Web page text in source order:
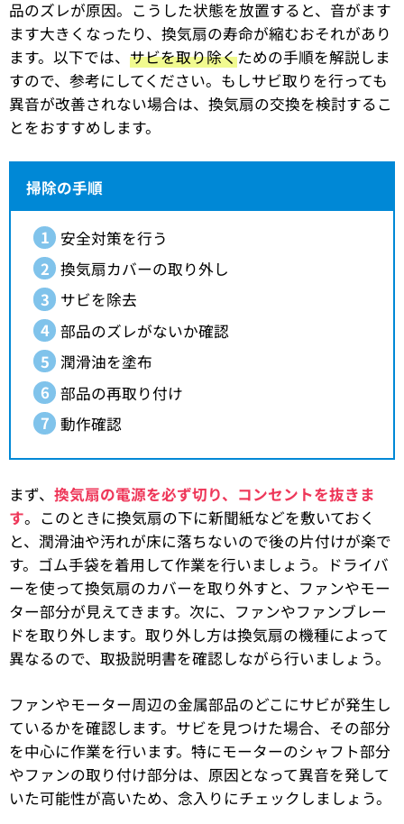
品のズレが原因。こうした状態を放置すると、音がます
ます大きくなったり、換気扇の寿命が縮むおそれがあり
ます。以下では、 サビを取り除くための手順を解説しま
すので、参考にしてください。もしサビ取りを行っても
異音が改善されない場合は、換気扇の交換を検討するこ
とをおすすめします。
掃除の手順
安全対策を行う
換気扇カバーの取り外し
サビを除去
部品のズレがないか確認
潤滑油を塗布
部品の再取り付け
動作確認
まず、 換気扇の電源を必ず切り、コンセントを抜きま
す。このときに換気扇の下に新聞紙などを敷いておく
と、潤滑油や汚れが床に落ちないので後の片付けが楽で
す。ゴム手袋を着用して作業を行いましょう。ドライバ
ーを使って換気扇のカバーを取り外すと、ファンやモー
ター部分が見えてきます。次に、ファンやファンブレー
ドを取り外します。取り外し方は換気扇の機種によって
異なるので、取扱説明書を確認しながら行いましょう。
ファンやモーター周辺の金属部品のどこにサビが発生し
ているかを確認します。サビを見つけた場合、その部分
を中心に作業を行います。特にモーターのシャフト部分
やファンの取り付け部分は、原因となって異音を発して
いた可能性が高いため、念入りにチェックしましょう。